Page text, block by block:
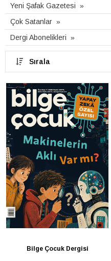
Yeni Şafak Gazetesi
Çok Satanlar
Dergi Abonelikleri
Sırala
Bilge Çocuk Dergisi